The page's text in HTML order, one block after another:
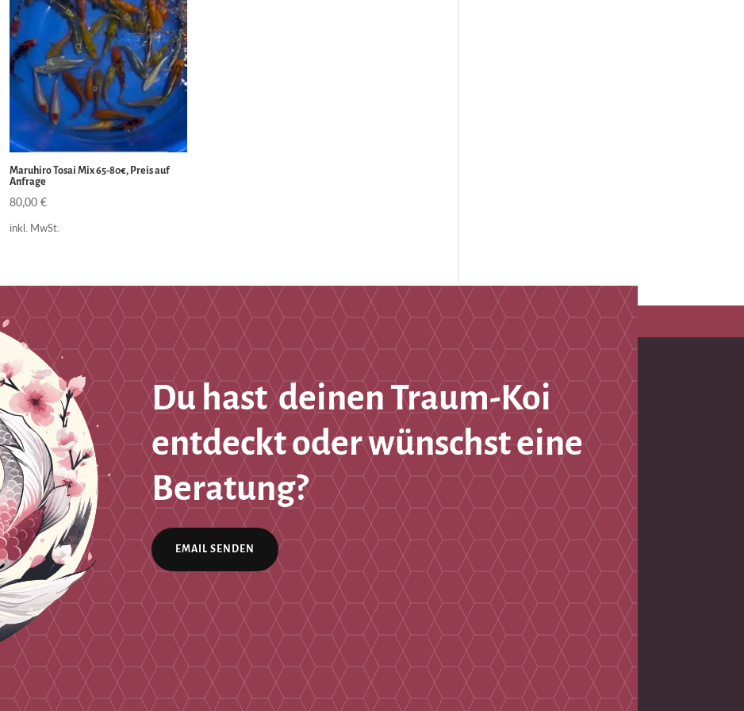
Maruhiro Tosai Mix 65-80€, Preis auf
Anfrage
80,00 €
inkl. MwSt.
Du hast deinen Traum-Koi
entdeckt oder wünschst eine
Beratung?
EMAIL SENDEN